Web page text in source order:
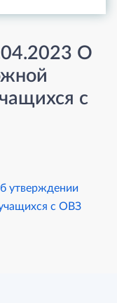
О
с
утверждении
с ОВЗ